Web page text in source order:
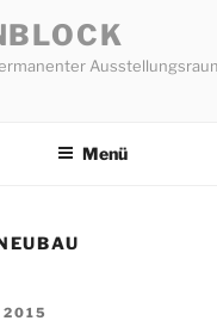
Menü
2015